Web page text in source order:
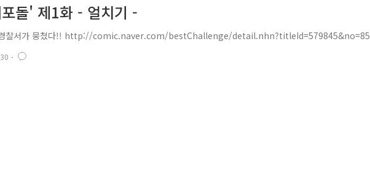
돌' 제1화 - 얼치기 -
경찰서가 뭉쳤다!! http://comic.naver.com/bestChallenge/detail.nhn?titleId=579845&no=85